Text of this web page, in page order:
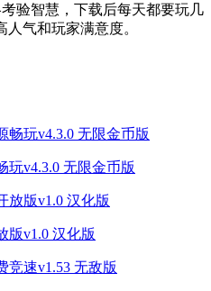
验智慧，下载后每天都要玩几
气和玩家满意度。
玩v4.3.0 无限金币版
版v1.0 汉化版